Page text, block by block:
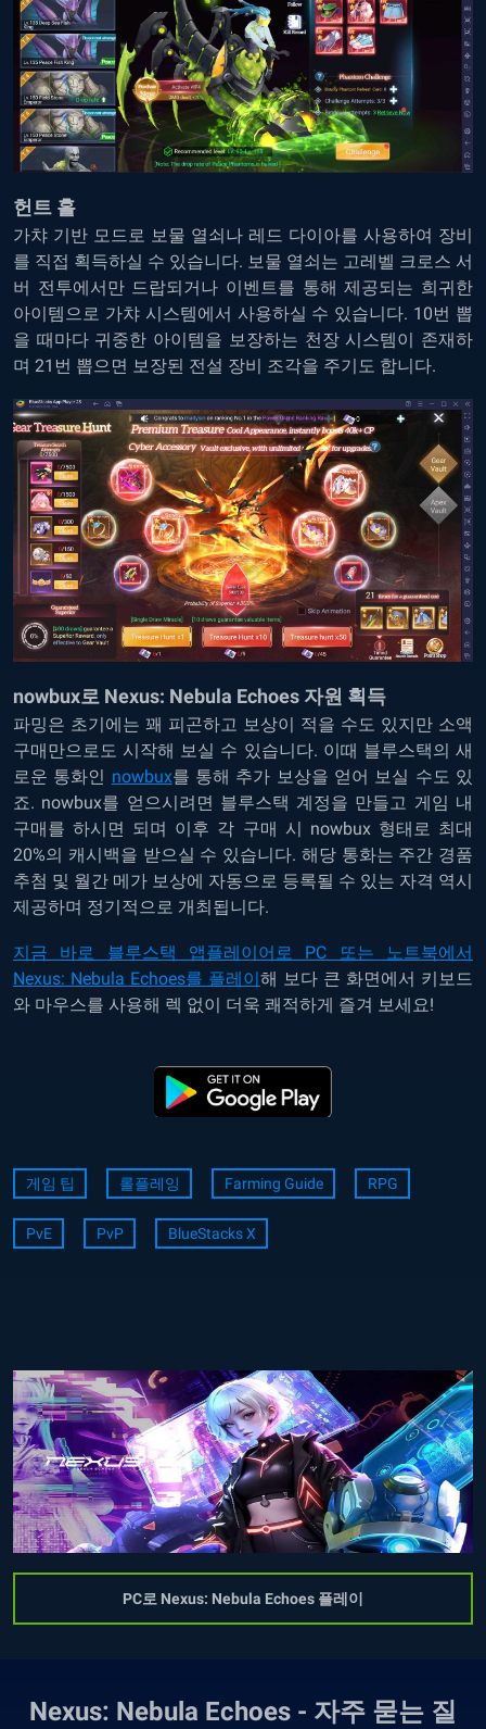
헌트 홀
가챠 기반 모드로 보물 열쇠나 레드 다이아를 사용하여 장비
를 직접 획득하실 수 있습니다. 보물 열쇠는 고레벨 크로스 서
버 전투에서만 드랍되거나 이벤트를 통해 제공되는 희귀한
아이템으로 가챠 시스템에서 사용하실 수 있습니다. 10번 뽑
을 때마다 귀중한 아이템을 보장하는 천장 시스템이 존재하
며 21번 뽑으면 보장된 전설 장비 조각을 주기도 합니다.
nowbux로 Nexus: Nebula Echoes 자원 획득
파밍은 초기에는 꽤 피곤하고 보상이 적을 수도 있지만 소액
구매만으로도 시작해 보실 수 있습니다. 이때 블루스택의 새
로운 통화인 nowbux를 통해 추가 보상을 얻어 보실 수도 있
죠. nowbux를 얻으시려면 블루스택 계정을 만들고 게임 내
구매를 하시면 되며 이후 각 구매 시 nowbux 형태로 최대
20%의 캐시백을 받으실 수 있습니다. 해당 통화는 주간 경품
추첨 및 월간 메가 보상에 자동으로 등록될 수 있는 자격 역시
제공하며 정기적으로 개최됩니다.
지금 바로 블루스택 앱플레이어로 PC 또는 노트북에서
Nexus: Nebula Echoes를 플레이 해 보다 큰 화면에서 키보드
와 마우스를 사용해 렉 없이 더욱 쾌적하게 즐겨 보세요!
게임 팁 롤플레잉 Farming Guide RPG
PvE PvP BlueStacks X
PC로 Nexus: Nebula Echoes 플레이
Nexus: Nebula Echoes - 자주 묻는 질